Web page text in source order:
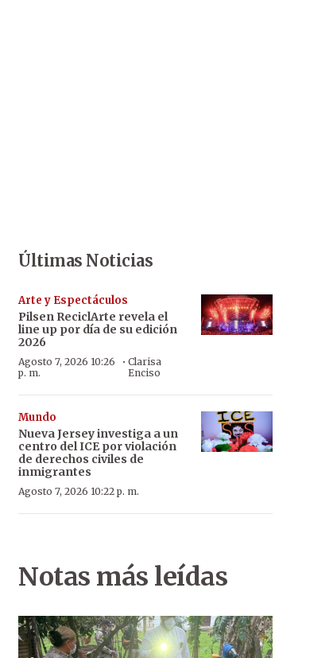
Últimas Noticias
Arte y Espectáculos
Pilsen ReciclArte revela el
line up por día de su edición
2026
Agosto 7, 2026 10:26
p. m.
·Clarisa
Enciso
Mundo
Nueva Jersey investiga a un
centro del ICE por violación
de derechos civiles de
inmigrantes
Agosto 7, 2026 10:22 p. m.
Notas más leídas